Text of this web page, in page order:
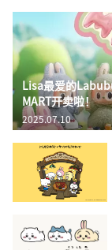
Lisa最爱的
MART开卖啦！
2025.07.10